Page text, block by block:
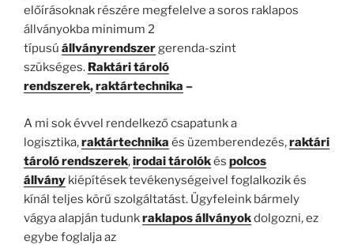
előírásoknak részére megfelelve a soros raklapos
állványokba minimum 2
típusú állványrendszergerenda-szint
szükséges. Raktári tároló
rendszerek,raktártechnika –
A mi sok évvel rendelkező csapatunk a
logisztika,raktártechnika és üzemberendezés,raktári
tároló rendszerek,irodai tárolókés polcos
állvány kiépítések tevékenységeivel foglalkozik és
kínál teljes körű szolgáltatást. Ügyfeleink bármely
vágya alapján tudunkraklapos állványokdolgozni, ez
egybe foglalja az